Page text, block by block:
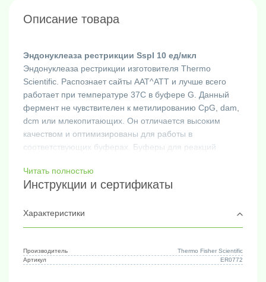
Описание товара
Эндонуклеаза рестрикции SspI 10 ед/мкл
Эндонуклеаза рестрикции изготовителя Thermo
Scientific. Распознает сайты AAT^ATT и лучше всего
работает при температуре 37C в буфере G. Данный
фермент не чувствителен к метилированию CpG, dam,
dcm или млекопитающих. Он отличается высоким
качеством и оптимизированы для работы в
соответствующих буферах. Буферы для реакций
предварительно смешанный BSA, обеспечивающий
стабильность ферментов и связывающий примеси,
Основные применения фермента SspI включают
молекулярное клонирование, картографирование
полиморфизм длин рестрикционных фрагментов
(RFLP) и анализ однонуклеотидных полиморфизмов
Читать полностью
Инструкции и сертификаты
Характеристики
Производитель
Thermo Fisher Scientific
Артикул
ER0772